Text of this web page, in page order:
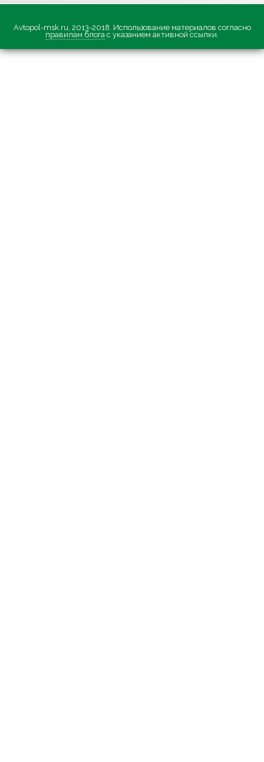
Avtopol-msk.ru, 2013-2018. Использование материалов согласно
правилам блога с указанием активной ссылки.